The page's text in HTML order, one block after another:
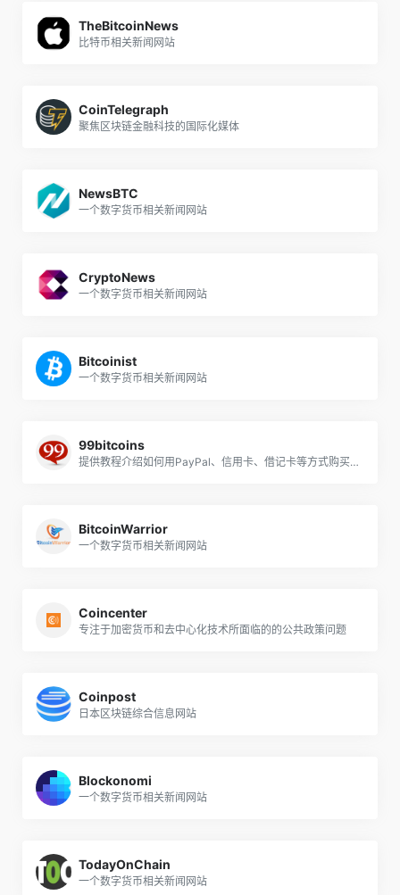
TheBitcoinNews
比特币相关新闻网站
CoinTelegraph
聚焦区块链金融科技的国际化媒体
NewsBTC
一个数字货币相关新闻网站
CryptoNews
一个数字货币相关新闻网站
Bitcoinist
一个数字货币相关新闻网站
99bitcoins
提供教程介绍如何用PayPal、信用卡、借记卡等方式购买比特币
BitcoinWarrior
一个数字货币相关新闻网站
Coincenter
专注于加密货币和去中心化技术所面临的的公共政策问题
Coinpost
日本区块链综合信息网站
Blockonomi
一个数字货币相关新闻网站
TodayOnChain
一个数字货币相关新闻网站